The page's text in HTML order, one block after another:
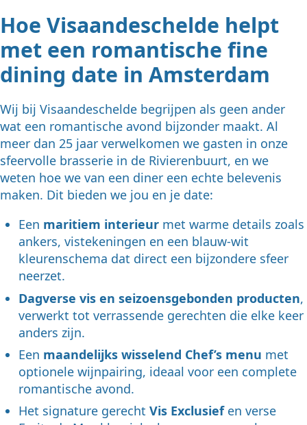
Hoe Visaandeschelde helpt
met een romantische fine
dining date in Amsterdam
Wij bij Visaandeschelde begrijpen als geen ander
wat een romantische avond bijzonder maakt. Al
meer dan 25 jaar verwelkomen we gasten in onze
sfeervolle brasserie in de Rivierenbuurt, en we
weten hoe we van een diner een echte belevenis
maken. Dit bieden we jou en je date:
Een maritiem interieur met warme details zoals
ankers, vistekeningen en een blauw-wit
kleurenschema dat direct een bijzondere sfeer
neerzet.
Dagverse vis en seizoensgebonden producten,
verwerkt tot verrassende gerechten die elke keer
anders zijn.
Een maandelijks wisselend Chef’s menu met
optionele wijnpairing, ideaal voor een complete
romantische avond.
Het signature gerecht Vis Exclusiefen verse